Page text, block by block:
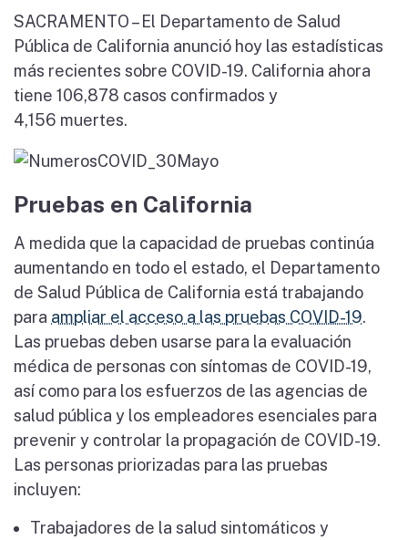
SACRAMENTO – El Departamento de Salud
Pública de California anunció hoy las estadísticas
más recientes sobre COVID-19. California ahora
tiene 106,878 casos confirmados y
4,156 muertes.
Pruebas en California
A medida que la capacidad de pruebas continúa
aumentando en todo el estado, el Departamento
de Salud Pública de California está trabajando
para ampliar el acceso a las pruebas COVID-19.
Las pruebas deben usarse para la evaluación
médica de personas con síntomas de COVID-19,
así como para los esfuerzos de las agencias de
salud pública y los empleadores esenciales para
prevenir y controlar la propagación de COVID-19.
Las personas priorizadas para las pruebas
incluyen:
Trabajadores de la salud sintomáticos y